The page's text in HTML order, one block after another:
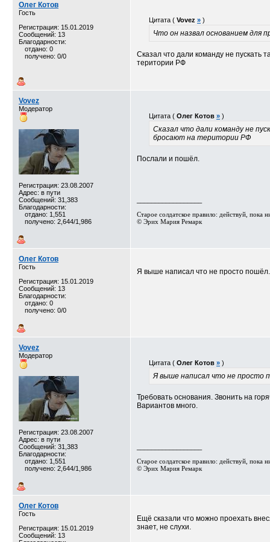
Олег Котов
Гость
Регистрация: 15.01.2019
Сообщений: 13
Благодарности:
отдано: 0
получено: 0/0
Цитата ( Vovez » )
Что он назвал основанием для
Сказал что дали команду не пускать
територии РФ
Vovez
Модератор
Регистрация: 23.08.2007
Адрес: в пути
Сообщений: 31,383
Благодарности:
отдано: 1,551
получено: 2,644/1,986
Цитата ( Олег Котов » )
Сказал что дали команду не
бросают на територии РФ
Послали и пошёл.
Старое солдатское правило: действуй, пока
© Эрих Мария Ремарк⁠⁠
Олег Котов
Гость
Регистрация: 15.01.2019
Сообщений: 13
Благодарности:
отдано: 0
получено: 0/0
Я выше написал что не просто
Vovez
Модератор
Регистрация: 23.08.2007
Адрес: в пути
Сообщений: 31,383
Благодарности:
отдано: 1,551
получено: 2,644/1,986
Цитата ( Олег Котов » )
Я выше написал что не просто
Требовать основания. Звонить на
Вариантов много.
Старое солдатское правило: действуй, пока
© Эрих Мария Ремарк⁠⁠
Олег Котов
Гость
Регистрация: 15.01.2019
Сообщений: 13
Ещё сказали что можно проехать
знает, не слухи.